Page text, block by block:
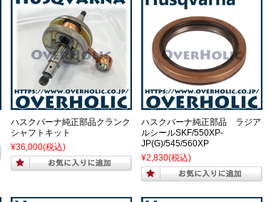
ハスクバーナ純正部品クランク
シャフトキット
¥36,000(税込)
ハスクバーナ純正部品 ラジア
ルシールSKF/550XP-
JP(G)/545/560XP
¥2,830(税込)